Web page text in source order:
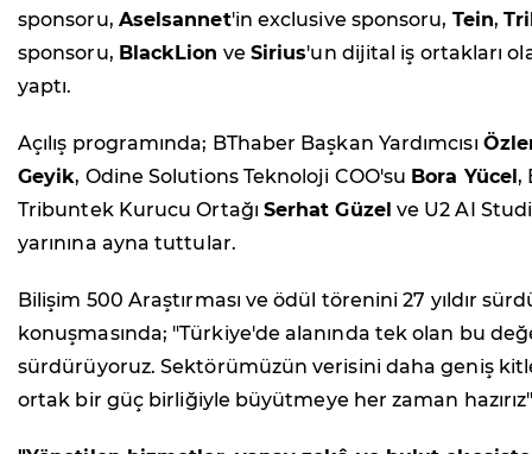
sponsoru, Aselsannet'in exclusive sponsoru, Tein,
sponsoru, BlackLion ve Sirius'un dijital iş ortakları
yaptı.
Açılış programında; BThaber Başkan Yardımcısı
Geyik, Odine Solutions Teknoloji COO'su Bora Yücel,
Tribuntek Kurucu Ortağı Serhat Güzel ve U2 AI
yarınına ayna tuttular.
Bilişim 500 Araştırması ve ödül törenini 27 yıldır
konuşmasında; "Türkiye'de alanında tek olan bu
sürdürüyoruz. Sektörümüzün verisini daha geniş
ortak bir güç birliğiyle büyütmeye her zaman